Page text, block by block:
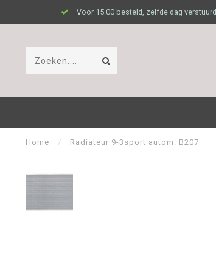
Voor 15.00 besteld, zelfde dag verstuurd
Home / Radiateur 9-3sport autom. B207